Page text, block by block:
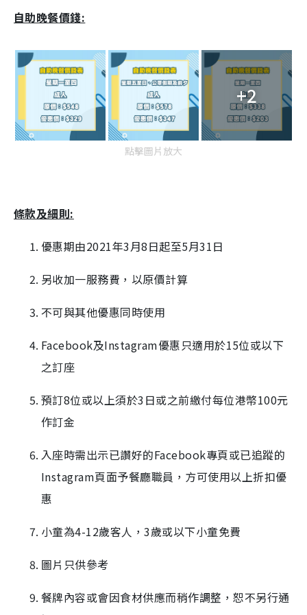
自助晚餐價錢:
+2
點擊圖片放大
條款及細則:
優惠期由2021年3月8日起至5月31日
另收加一服務費，以原價計算
不可與其他優惠同時使用
Facebook及Instagram優惠只適用於15位或以下
之訂座
預訂8位或以上須於3日或之前繳付每位港幣100元
作訂金
入座時需出示已讚好的Facebook專頁或已追蹤的
Instagram頁面予餐廳職員，方可使用以上折扣優
惠
小童為4-12歲客人，3歲或以下小童免費
圖片只供參考
餐牌內容或會因食材供應而稍作調整，恕不另行通